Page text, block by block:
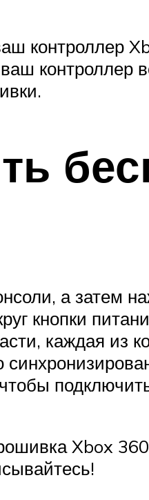
контроллер
контроллер
а затем
кнопки
каждая из
Xbox